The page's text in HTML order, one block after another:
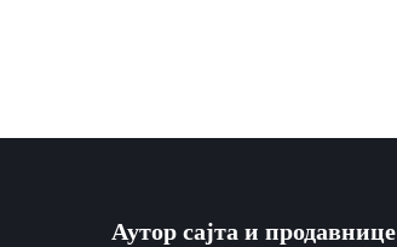
Аутор сајта и продавнице